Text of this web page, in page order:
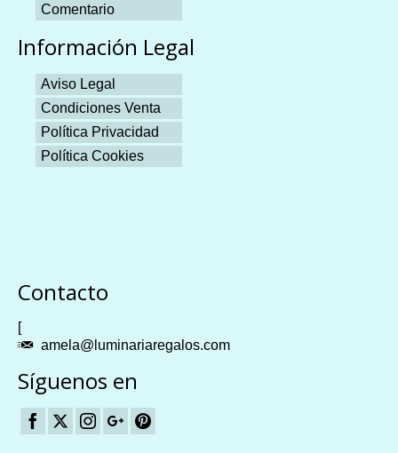
Comentario
Información Legal
Aviso Legal
Condiciones Venta
Política Privacidad
Política Cookies
Contacto
[
amela@luminariaregalos.com
Síguenos en